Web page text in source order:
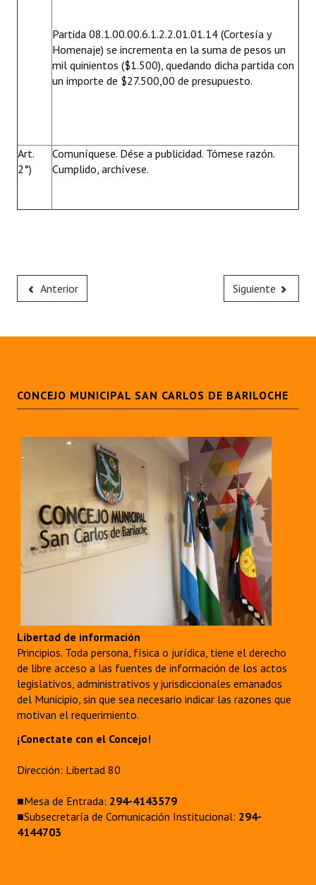
Partida 08.1.00.00.6.1.2.2.01.01.14 (Cortesía y
Homenaje) se incrementa en la suma de pesos un
mil quinientos ($1.500), quedando dicha partida con
un importe de $27.500,00 de presupuesto.
Art.
2°)
Comuníquese. Dése a publicidad. Tómese razón.
Cumplido, archívese.
Anterior Siguiente
CONCEJO MUNICIPAL SAN CARLOS DE BARILOCHE
Libertad de información
Principios. Toda persona, física o jurídica, tiene el derecho
de libre acceso a las fuentes de información de los actos
legislativos, administrativos y jurisdiccionales emanados
del Municipio, sin que sea necesario indicar las razones que
motivan el requerimiento.
¡Conectate con el Concejo!
Dirección: Libertad 80
■Mesa de Entrada: 294-4143579
■Subsecretaría de Comunicación Institucional: 294-
4144703